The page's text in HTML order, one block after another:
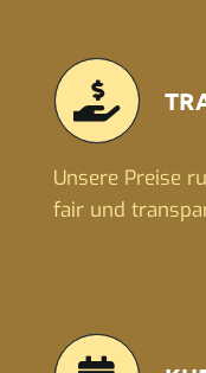
Unsere Preise
fair und